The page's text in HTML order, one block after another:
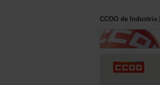
CCOO de Industria